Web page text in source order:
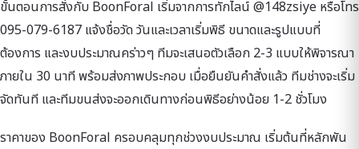
ขั้นตอนการสั่งกับ BoonForal เริ่มจากการทักไลน์ @148zsiye หรือโทร
095-079-6187 แจ้งชื่อวัด วันและเวลาเริ่มพิธี ขนาดและรูปแบบที่
ต้องการ และงบประมาณคร่าวๆ ทีมจะเสนอตัวเลือก 2-3 แบบให้พิจารณา
ภายใน 30 นาที พร้อมส่งภาพประกอบ เมื่อยืนยันคำสั่งแล้ว ทีมช่างจะเริ่ม
จัดทันที และทีมขนส่งจะออกเดินทางก่อนพิธีอย่างน้อย 1-2 ชั่วโมง
ราคาของ BoonForal ครอบคลุมทุกช่วงงบประมาณ เริ่มต้นที่หลักพัน